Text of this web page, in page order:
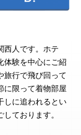
西人です。ホテ
体験を中心にご紹
旅行で飛び回って
に限って着物部屋
しに追われるとい
ております。